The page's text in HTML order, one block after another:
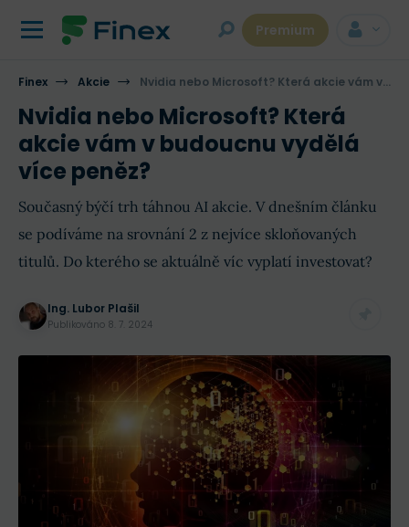
Premium
Finex Akcie Nvidia nebo Microsoft? Která akcie vám v budoucnu vydělá více peněz?
Nvidia nebo Microsoft? Která
akcie vám v budoucnu vydělá
více peněz?
Současný býčí trh táhnou AI akcie. V dnešním článku
se podíváme na srovnání 2 z nejvíce skloňovaných
titulů. Do kterého se aktuálně víc vyplatí investovat?
Ing. Lubor Plašil
Publikováno 8. 7. 2024